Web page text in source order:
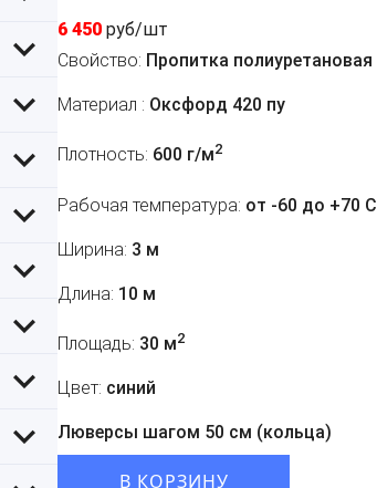
6 450 руб/шт
Свойство: Пропитка полиуретановая
Материал : Оксфорд 420 пу
Плотность: 600 г/м2
Рабочая температура: от -60 до +70 C
Ширина: 3 м
Длина: 10 м
Площадь: 30 м2
Цвет: синий
Люверсы шагом 50 см (кольца)
В КОРЗИНУ